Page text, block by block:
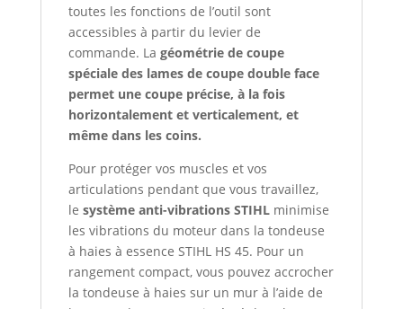
toutes les fonctions de l’outil sont
accessibles à partir du levier de
commande. La géométrie de coupe
spéciale des lames de coupe double face
permet une coupe précise, à la fois
horizontalement et verticalement, et
même dans les coins.
Pour protéger vos muscles et vos
articulations pendant que vous travaillez,
le système anti-vibrations STIHLminimise
les vibrations du moteur dans la tondeuse
à haies à essence STIHL HS 45. Pour un
rangement compact, vous pouvez accrocher
la tondeuse à haies sur un mur à l’aide de